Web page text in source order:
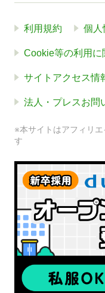
利用規約 個人
Cookie等の利用に
サイトアクセス情
法人・プレスお問
※本サイトはアフィリ
す